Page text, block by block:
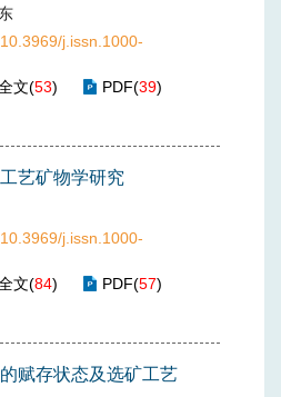
10.3969/j.issn.1000-
文(53) PDF(39)
艺矿物学研究
10.3969/j.issn.1000-
文(84) PDF(57)
赋存状态及选矿工艺